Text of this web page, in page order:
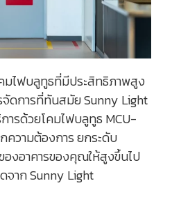
มไฟบลูทูธที่มีประสิทธิภาพสูง
จัดการที่ทันสมัย Sunny Light
ารด้วยโคมไฟบลูทูธ MCU-
ความต้องการ ยกระดับ
งอาคารของคุณให้สูงขึ้นไป
าก Sunny Light